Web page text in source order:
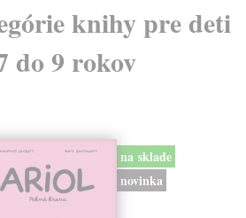
knihy pre deti
do 9 rokov
na sklade
novinka